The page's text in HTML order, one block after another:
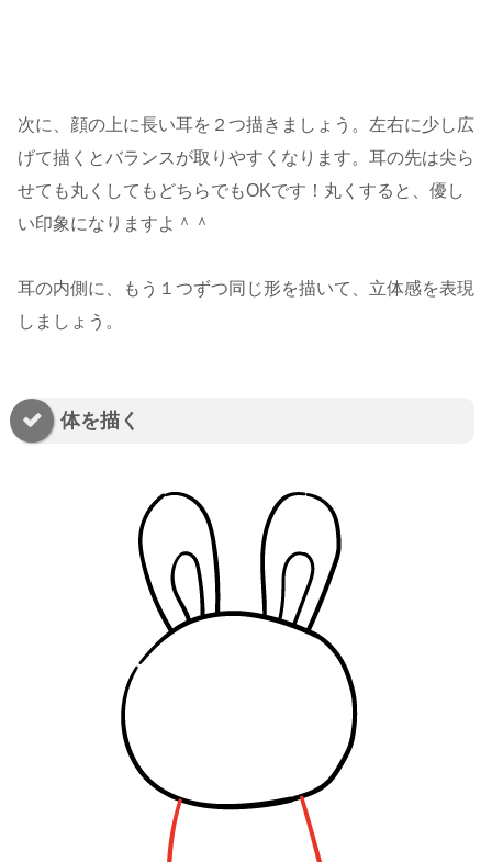
次に、顔の上に長い耳を２つ描きましょう。左右に少し広
げて描くとバランスが取りやすくなります。耳の先は尖ら
せても丸くしてもどちらでもOKです！丸くすると、優し
い印象になりますよ＾＾
耳の内側に、もう１つずつ同じ形を描いて、立体感を表現
しましょう。
体を描く